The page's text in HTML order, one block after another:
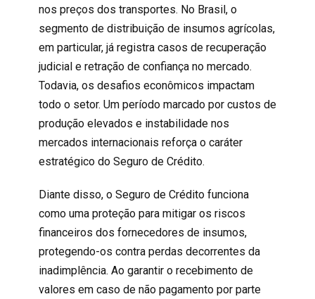
nos preços dos transportes. No Brasil, o
segmento de distribuição de insumos agrícolas,
em particular, já registra casos de recuperação
judicial e retração de confiança no mercado.
Todavia, os desafios econômicos impactam
todo o setor. Um período marcado por custos de
produção elevados e instabilidade nos
mercados internacionais reforça o caráter
estratégico do Seguro de Crédito.
Diante disso, o Seguro de Créditofunciona
como uma proteção para mitigar os riscos
financeiros dos fornecedores de insumos,
protegendo-os contra perdas decorrentes da
inadimplência. Ao garantir o recebimento de
valores em caso de não pagamento por parte